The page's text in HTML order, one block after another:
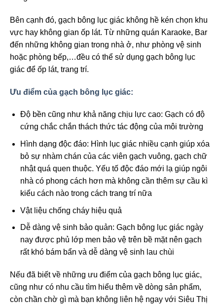
Bên cạnh đó, gạch bông lục giác không hề kén chọn khu
vực hay không gian ốp lát. Từ những quán Karaoke, Bar
đến những không gian trong nhà ở, như phòng vệ sinh
hoặc phòng bếp,…đều có thể sử dụng gạch bông lục
giác để ốp lát, trang trí.
Ưu điểm của gạch bông lục giác:
Độ bền cũng như khả năng chịu lực cao: Gạch có độ
cứng chắc chắn thách thức tác động của môi trường
Hình dạng độc đáo: Hình lục giác nhiều cạnh giúp xóa
bỏ sự nhàm chán của các viên gạch vuông, gạch chữ
nhật quá quen thuộc. Yếu tố độc đáo mới lạ giúp ngôi
nhà có phong cách hơn mà không cần thêm sự cầu kì
kiểu cách nào trong cách trang trí nữa
Vật liệu chống cháy hiệu quả
Dễ dàng vệ sinh bảo quản: Gạch bông lục giác ngày
nay được phủ lớp men bảo vệ trên bề mặt nên gạch
rất khó bám bẩn và dễ dàng vệ sinh lau chùi
Nếu đã biết về những ưu điểm của gạch bông lục giác,
cũng như có nhu cầu tìm hiểu thêm về dòng sản phẩm,
còn chần chờ gì mà bạn không liên hệ ngay với Siêu Thị